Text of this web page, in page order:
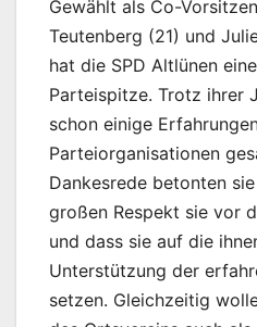
Gewählt als Co-
Teutenberg (21) und
hat die SPD Altlünen
Parteispitze. Trotz ihrer
schon einige
Parteiorganisationen
Dankesrede betonten
großen Respekt sie vor
und dass sie auf die
Unterstützung der
setzen. Gleichzeitig